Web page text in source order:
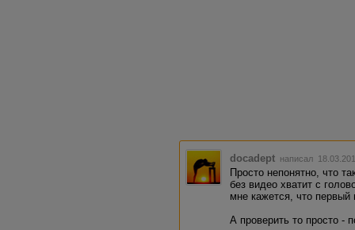
docadept написал
Просто непонятно, что
без видео хватит с
мне кажется, что первый
А проверить то просто -